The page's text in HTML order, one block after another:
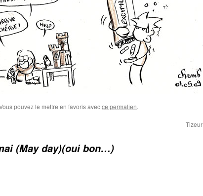
pouvez le mettre en favoris avecce permalien.
Tizeur
(May day)(oui bon…)